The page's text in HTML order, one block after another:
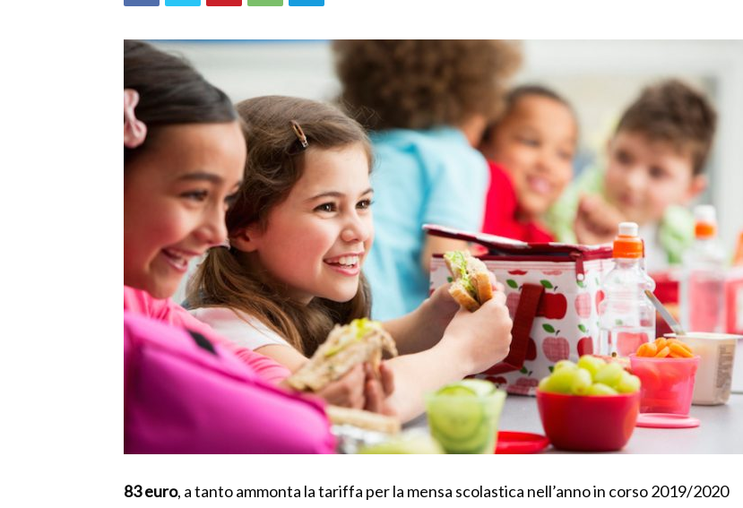
83 euro, a tanto ammonta la tariffa per la mensa scolastica nell’anno in corso 2019/2020